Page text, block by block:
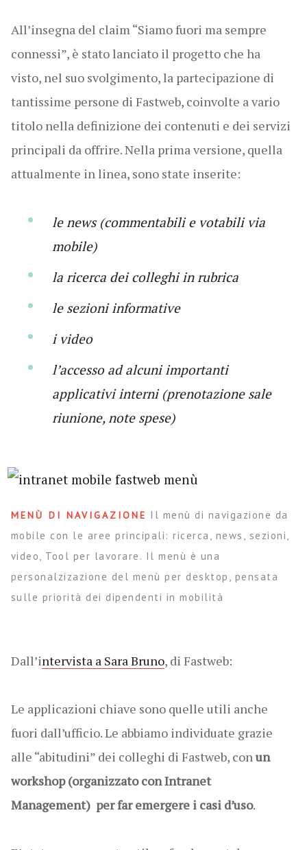
All’insegna del claim “Siamo fuori ma sempre
connessi”, è stato lanciato il progetto che ha
visto, nel suo svolgimento, la partecipazione di
tantissime persone di Fastweb, coinvolte a vario
titolo nella definizione dei contenuti e dei servizi
principali da offrire. Nella prima versione, quella
attualmente in linea, sono state inserite:
le news (commentabili e votabili via
mobile)
la ricerca dei colleghi in rubrica
le sezioni informative
i video
l’accesso ad alcuni importanti
applicativi interni (prenotazione sale
riunione, note spese)
MENÙ DI NAVIGAZIONE Il menù di navigazione da
mobile con le aree principali: ricerca, news, sezioni,
video, Tool per lavorare. Il menù è una
personalzizazione del menù per desktop, pensata
sulle priorità dei dipendenti in mobilità
Dall’intervista a Sara Bruno, di Fastweb:
Le applicazioni chiave sono quelle utili anche
fuori dall’ufficio. Le abbiamo individuate grazie
alle “abitudini” dei colleghi di Fastweb, conun
workshop (organizzato con Intranet
Management) per far emergere i casi d’uso.